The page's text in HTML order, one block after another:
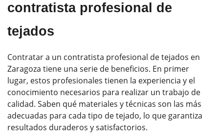
contratista profesional de
tejados
Contratar a un contratista profesional de tejados en
Zaragoza tiene una serie de beneficios. En primer
lugar, estos profesionales tienen la experiencia y el
conocimiento necesarios para realizar un trabajo de
calidad. Saben qué materiales y técnicas son las más
adecuadas para cada tipo de tejado, lo que garantiza
resultados duraderos y satisfactorios.